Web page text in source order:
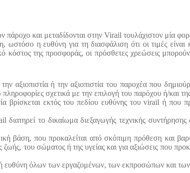
πάροχο και μεταδίδονται στην Virail τουλάχιστον μία
η ευθύνη για τη διασφάλιση ότι οι τιμές είναι
της προσφοράς, οι πρόσθετες χρεώσεις
αξιοπιστία ή την αξιοπιστία του παροχέα που
σχετικά με την επιλογή του παρόχου ή/και
βρίσκεται εκτός του πεδίου ευθύνης του virail ή που
το δικαίωμα διεξαγωγής τεχνικής συντήρησης
βάση, που προκαλείται από σκόπιμη πρόθεση και
του σώματος ή της υγείας και για αξιώσεις που
ευθύνη όλων των εργαζομένων, των εκπροσώπων και